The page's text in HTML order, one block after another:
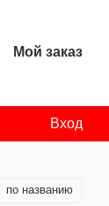
Мой заказ
Вход
по названию